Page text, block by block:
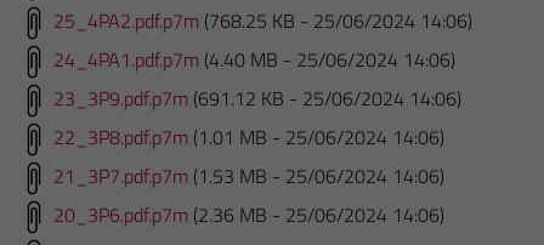
25_4PA2.pdf.p7m (768.25 KB - 25/06/2024 14:06)
24_4PA1.pdf.p7m (4.40 MB - 25/06/2024 14:06)
23_3P9.pdf.p7m (691.12 KB - 25/06/2024 14:06)
22_3P8.pdf.p7m (1.01 MB - 25/06/2024 14:06)
21_3P7.pdf.p7m (1.53 MB - 25/06/2024 14:06)
20_3P6.pdf.p7m (2.36 MB - 25/06/2024 14:06)